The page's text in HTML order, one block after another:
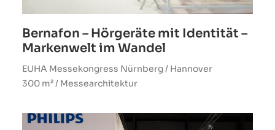
Bernafon – Hörgeräte mit Identität –
Markenwelt im Wandel
EUHA Messekongress Nürnberg / Hannover
300 m² / Messearchitektur